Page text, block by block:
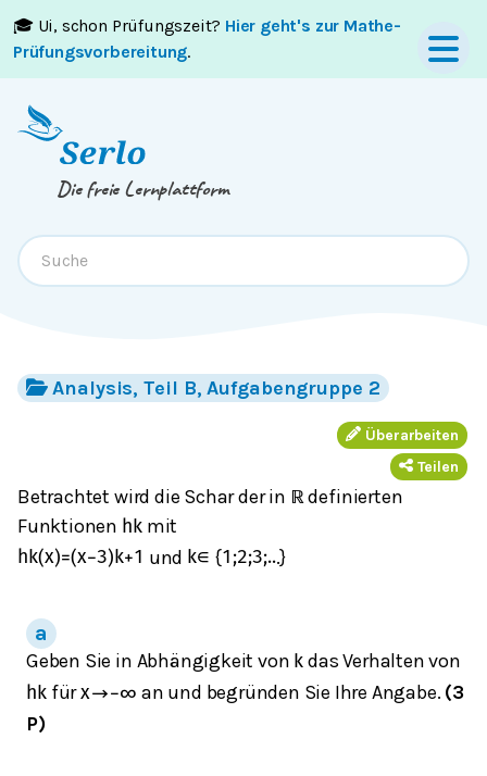
🎓 Ui, schon Prüfungszeit? Hier geht's zur Mathe-
Prüfungsvorbereitung.
Springe zumInhaltoderFooter
Die freie Lernplattform
Analysis, Teil B, Aufgabengruppe 2
Überarbeiten
Teilen
Betrachtet wird die Schar der in ℝdefinierten
Funktionen h kmit
h k(x)=(x−3) k+1 und k∈ {1 ;2;3;...}
Geben Sie in Abhängigkeit von k das Verhalten von
h k fürx→−∞ an und begründen Sie Ihre Angabe. (3
P)